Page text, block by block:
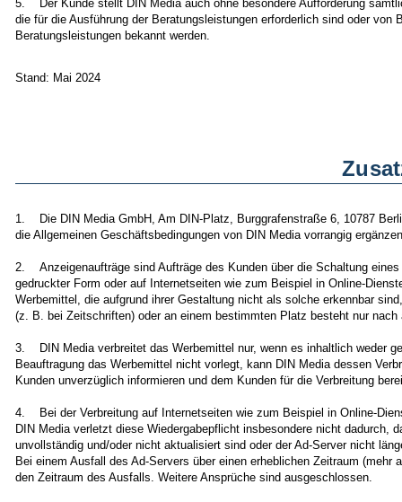
5. Der Kunde stellt DIN Media auch ohne besondere Aufforderung
die für die Ausführung der Beratungsleistungen erforderlich sind oder
Beratungsleistungen bekannt werden.
Stand: Mai 2024
1. Die DIN Media GmbH, Am DIN-Platz, Burggrafenstraße 6, 10787
die Allgemeinen Geschäftsbedingungen von DIN Media vorrangig
2. Anzeigenaufträge sind Aufträge des Kunden über die Schaltung
gedruckter Form oder auf Internetseiten wie zum Beispiel in Online-
Werbemittel, die aufgrund ihrer Gestaltung nicht als solche erkennbar
(z. B. bei Zeitschriften) oder an einem bestimmten Platz besteht nur
3. DIN Media verbreitet das Werbemittel nur, wenn es inhaltlich weder
Beauftragung das Werbemittel nicht vorlegt, kann DIN Media dessen
Kunden unverzüglich informieren und dem Kunden für die Verbreitung
4. Bei der Verbreitung auf Internetseiten wie zum Beispiel in Online-
DIN Media verletzt diese Wiedergabepflicht insbesondere nicht dadurch,
unvollständig und/oder nicht aktualisiert sind oder der Ad-Server nicht
Bei einem Ausfall des Ad-Servers über einen erheblichen Zeitraum
den Zeitraum des Ausfalls. Weitere Ansprüche sind ausgeschlossen.